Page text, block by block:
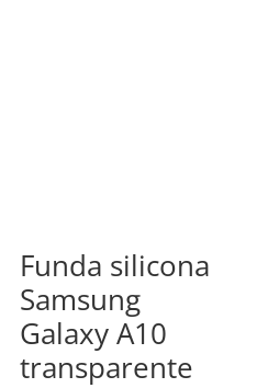
Funda silicona
Samsung
Galaxy A10
transparente